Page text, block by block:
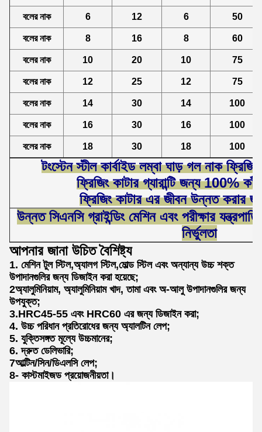
বলের নাক 6 12 6 50
বলের নাক 8 16 8 60
বলের নাক 10 20 10 75
বলের নাক 12 25 12 75
বলের নাক 14 30 14 100
বলের নাক 16 30 16 100
বলের নাক 18 30 18 100
টংস্টেন স্টীল কার্বাইড লম্বা ঘাড় গল নাক
ফ্রিজিং কাটার গ্যারান্টি জন্য 100%
ফ্রিজিং কাটার এর জীবন উন্নত করার
উন্নত সিএনসি গ্রাইন্ডিং মেশিন এবং পরীক্ষার যন্ত্রপাতি
নির্ভুলতা
আপনার জানা উচিত বৈশিষ্ট্য
1. মেশিন টুল স্টিল,অ্যালগ স্টিল,মোল্ড স্টিল এবং অন্যান্য উচ্চ শক্ত
উপাদানগুলির জন্য ডিজাইন করা হয়েছে;
2অ্যালুমিনিয়াম, অ্যালুমিনিয়াম খাদ, তামা এবং অ-আলু উপাদানগুলির জন্য
উপযুক্ত;
3.HRC45-55 এবং HRC60 এর জন্য ডিজাইন করা;
4. উচ্চ পরিধান প্রতিরোধের জন্য অ্যালটিন লেপ;
5. যুক্তিসঙ্গত মূল্যে উচ্চমানের;
6. দ্রুত ডেলিভারি;
7আল্টিন/সিন/ডিএলসি লেপ;
8- কাস্টমাইজড প্রয়োজনীয়তা।